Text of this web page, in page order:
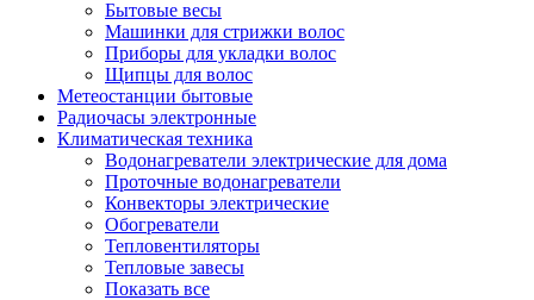
Бытовые весы
Машинки для стрижки волос
Приборы для укладки волос
Щипцы для волос
Метеостанции бытовые
Радиочасы электронные
Климатическая техника
Водонагреватели электрические для дома
Проточные водонагреватели
Конвекторы электрические
Обогреватели
Тепловентиляторы
Тепловые завесы
Показать все